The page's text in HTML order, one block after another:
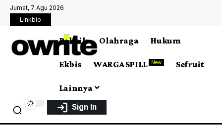
Jumat, 7 Agu 2026
Linkbio
Politik Olahraga Hukum
Ekbis WARGA SPILL New Sefruit
Lainnya
Sign In